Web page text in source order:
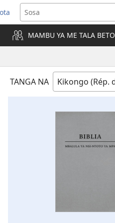
MAMBU YA ME TALA BETO
TANGA NA